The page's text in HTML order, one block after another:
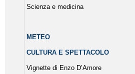
Scienza e medicina
METEO
CULTURA E SPETTACOLO
Vignette di Enzo D’Amore